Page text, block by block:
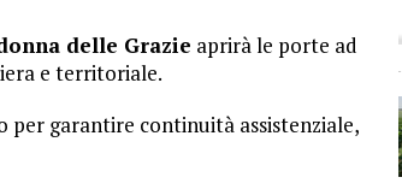
delle Grazie aprirà le porte ad
e territoriale.
garantire continuità assistenziale,